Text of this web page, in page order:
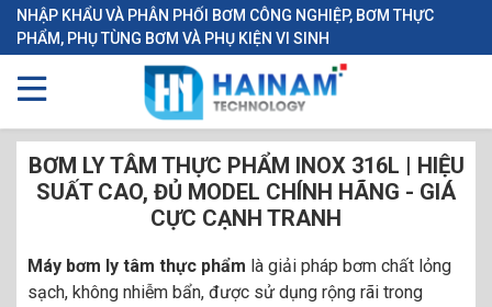
NHẬP KHẨU VÀ PHÂN PHỐI BƠM CÔNG NGHIỆP, BƠM THỰC
PHẨM, PHỤ TÙNG BƠM VÀ PHỤ KIỆN VI SINH
BƠM LY TÂM THỰC PHẨM INOX 316L | HIỆU
SUẤT CAO, ĐỦ MODEL CHÍNH HÃNG - GIÁ
CỰC CẠNH TRANH
Máy bơm ly tâm thực phẩm là giải pháp bơm chất lỏng
sạch, không nhiễm bẩn, được sử dụng rộng rãi trong